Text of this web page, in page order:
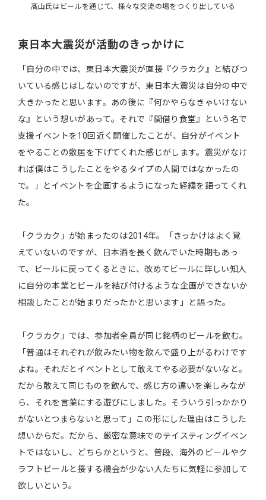
髙山氏はビールを通じて、様々な交流の場をつくり出している
東日本大震災が活動のきっかけに
「自分の中では、東日本大震災が直接『クラカク』と結びつ
いている感じはしないのですが、東日本大震災は自分の中で
大きかったと思います。あの後に『何かやらなきゃいけない
な』という想いがあって。それで『間借り食堂』という名で
支援イベントを10回近く開催したことが、自分がイベント
をやることの敷居を下げてくれた感じがします。震災がなけ
れば僕はこうしたことをやるタイプの人間ではなかったの
で。」とイベントを企画するようになった経緯を語ってくれ
た。
「クラカク」が始まったのは2014年。「きっかけはよく覚
えていないのですが、日本酒を長く飲んでいた時期もあっ
て、ビールに戻ってくるときに、改めてビールに詳しい知人
に自分の本業とビールを結び付けるような企画ができないか
相談したことが始まりだったかと思います」と語った。
「クラカク」では、参加者全員が同じ銘柄のビールを飲む。
「普通はそれぞれが飲みたい物を飲んで盛り上がるわけです
よね。それだとイベントとして敢えてやる必要がないなと。
だから敢えて同じものを飲んで、感じ方の違いを楽しみなが
ら、それを言葉にする遊びにしました。そういう引っかかり
がないとつまらないと思って」この形にした理由はこうした
想いからだ。だから、厳密な意味でのテイスティングイベン
トではないし、どちらかというと、普段、海外のビールやク
ラフトビールと接する機会が少ない人たちに気軽に参加して
欲しいという。